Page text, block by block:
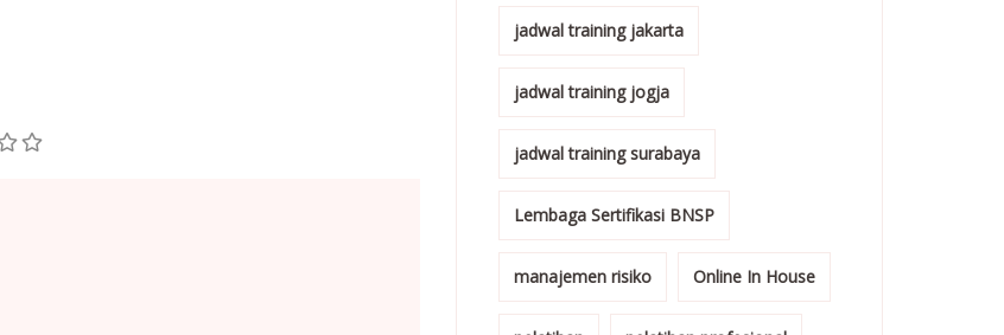
jadwal training jakarta
jadwal training jogja
jadwal training surabaya
Lembaga Sertifikasi BNSP
manajemen risiko Online In House